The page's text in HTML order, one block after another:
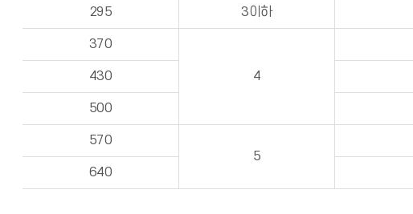
295 3이하
370
4
430
500
570
5
640